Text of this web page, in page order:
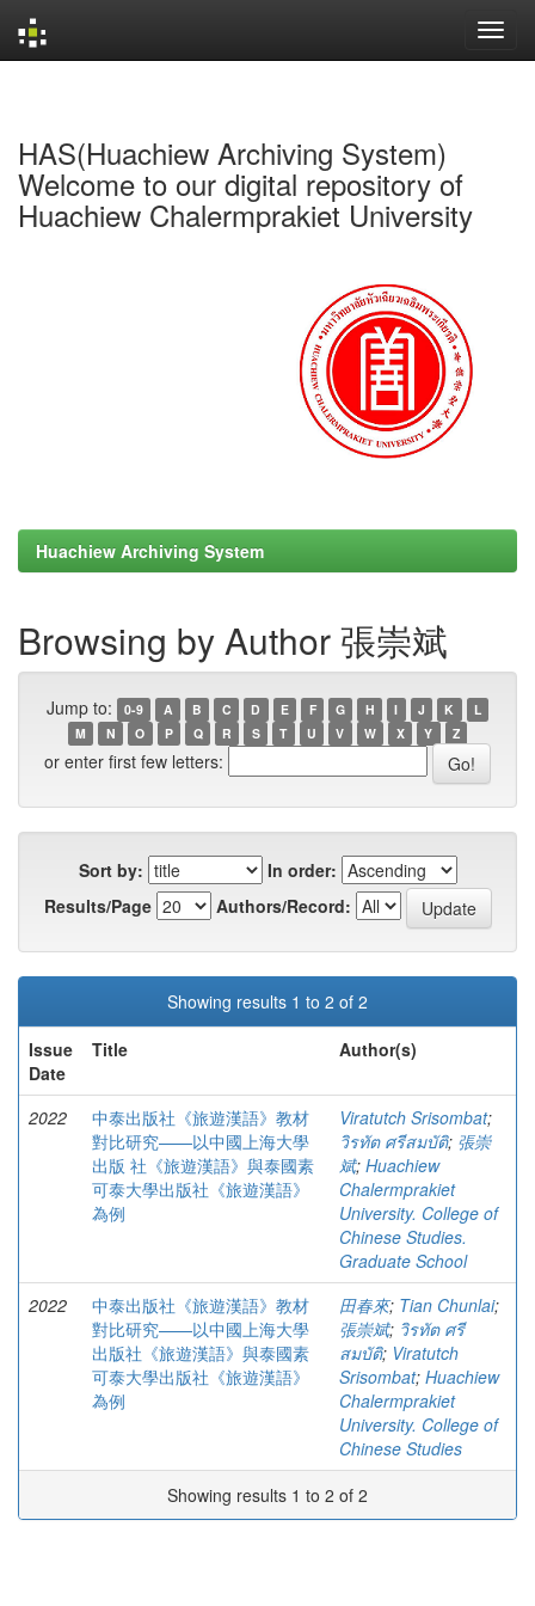
HAS(Huachiew Archiving System)
Welcome to our digital repository of
Huachiew Chalermprakiet University
Huachiew Archiving System
Browsing by Author 張崇斌
Jump to: 0-9 A B C D E F G H I J K
L
M
N O P Q R S T U V W X Y Z
or enter first few letters:
Sort by:
In order:
Results/Page
Authors/Record:
Showing results 1 to 2 of 2
Issue
Date
Title Author(s)
2022
中泰出版社《旅遊漢語》教材
對比研究——以中國上海大學
出版 社《旅遊漢語》與泰國素
可泰大學出版社《旅遊漢語》
為例
Viratutch Srisombat;
วิรทัต ศรีสมบัติ; 張崇
斌; Huachiew
Chalermprakiet
University. College of
Chinese Studies.
Graduate School
2022
中泰出版社《旅遊漢語》教材
對比研究——以中國上海大學
出版社《旅遊漢語》與泰國素
可泰大學出版社《旅遊漢語》
為例
田春來; Tian Chunlai;
張崇斌; วิรทัต ศรี
สมบัติ; Viratutch
Srisombat; Huachiew
Chalermprakiet
University. College of
Chinese Studies
Showing results 1 to 2 of 2